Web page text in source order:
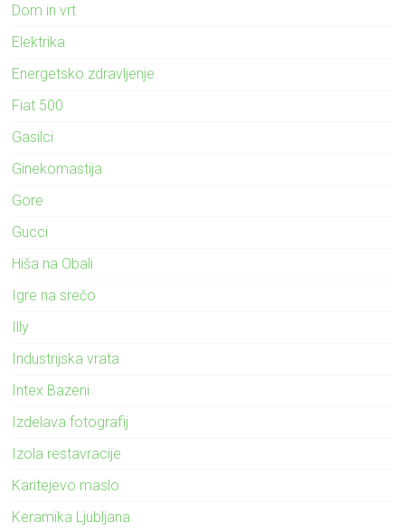
Dom in vrt
Elektrika
Energetsko zdravljenje
Fiat 500
Gasilci
Ginekomastija
Gore
Gucci
Hiša na Obali
Igre na srečo
Illy
Industrijska vrata
Intex Bazeni
Izdelava fotografij
Izola restavracije
Karitejevo maslo
Keramika Ljubljana